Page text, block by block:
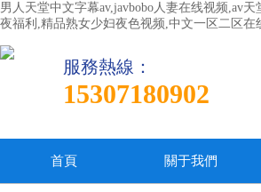
男人天堂中文字幕av,javbobo人妻在线视频,av
夜福利,精品熟女少妇夜色视频,中文一区二区在
服務熱線：
15307180902
首頁 關于我們